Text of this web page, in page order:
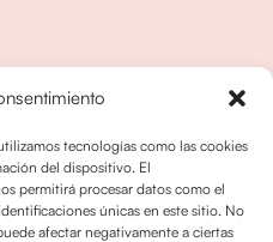
tecnologías como las cookies
del dispositivo. El
permitirá procesar datos como el
únicas en este sitio. No
afectar negativamente a ciertas